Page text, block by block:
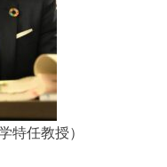
特任教授）